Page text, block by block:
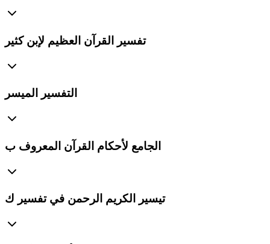
تفسير القرآن العظيم لإبن كثير
التفسير الميسر
الجامع لأحكام القرآن المعروف ب
تيسير الكريم الرحمن في تفسير ك